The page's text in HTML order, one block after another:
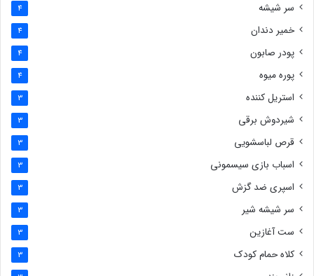
سر شیشه 4
خمیر دندان 4
پودر صابون 4
پوره میوه 4
استریل کننده 3
شیردوش برقی 3
قرص لباسشویی 3
اسباب بازی سیسمونی 3
اسپری ضد گزش 3
سر شیشه شیر 3
ست آغازین 3
کلاه حمام کودک 3